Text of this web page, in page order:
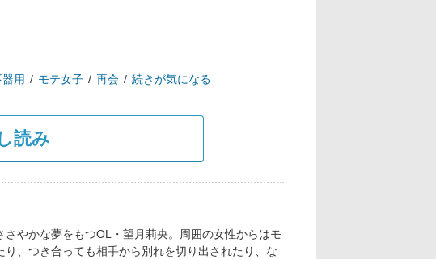
器用 モテ女子 再会 続きが気になる
読み
やかな夢をもつOL・望月莉央。周囲の女性からはモ
、つき合っても相手から別れを切り出されたり、な